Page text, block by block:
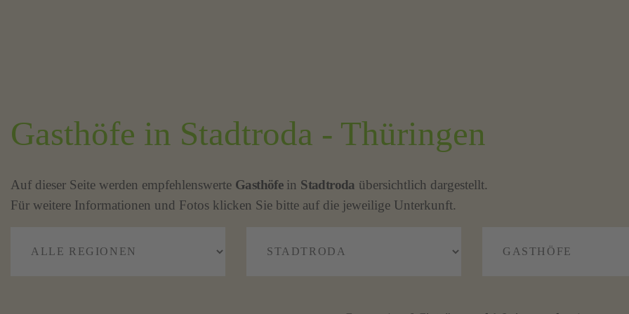
Gasthöfe in Stadtroda - Thüringen
Auf dieser Seite werden empfehlenswerte Gasthöfein Stadtroda übersichtlich dargestellt.
Für weitere Informationen und Fotos klicken Sie bitte auf die jeweilige Unterkunft.